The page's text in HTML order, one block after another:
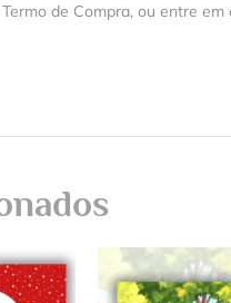
de Compra, ou entre